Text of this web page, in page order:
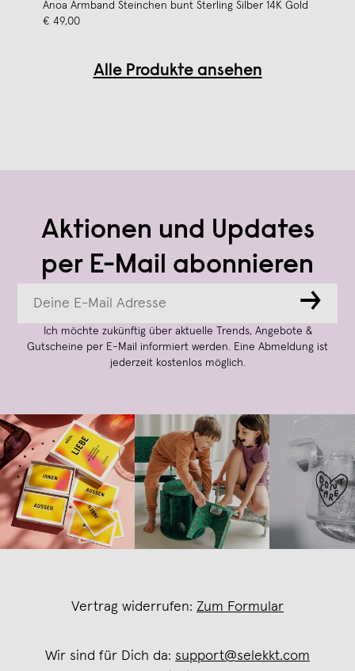
Anoa Armband Steinchen bunt Sterling Silber 14K Gold
€ 49,00
Alle Produkte ansehen
Aktionen und Updates
per E-Mail abonnieren
→
Ich möchte zukünftig über aktuelle Trends, Angebote &
Gutscheine per E-Mail informiert werden. Eine Abmeldung ist
jederzeit kostenlos möglich.
Vertrag widerrufen: Zum Formular
Wir sind für Dich da: support@selekkt.com